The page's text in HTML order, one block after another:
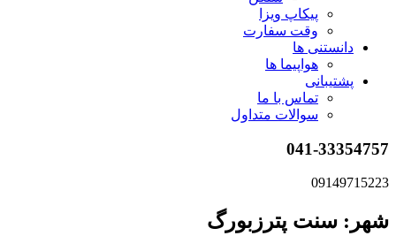
پیکاپ ویزا
وقت سفارت
دانستنی ها
هواپیما ها
پشتیبانی
تماس با ما
سوالات متداول
041-33354757
09149715223
شهر: سنت پترزبورگ